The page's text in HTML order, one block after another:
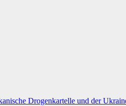
Drogenkartelle und der